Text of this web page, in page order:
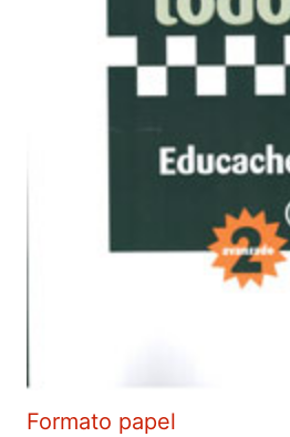
Formato papel